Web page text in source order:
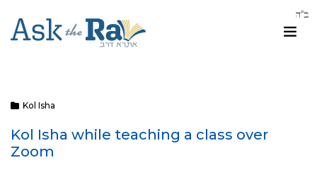
Kol Isha
Kol Isha while teaching a class over
Zoom